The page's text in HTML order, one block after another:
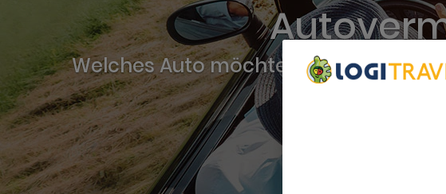
Welches Auto möchten Sie mieten?